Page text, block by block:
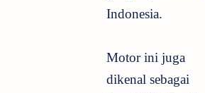
Indonesia.
Motor ini juga
dikenal sebagai